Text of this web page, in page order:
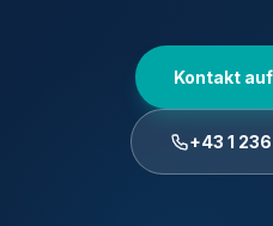
Kontakt
+43 1